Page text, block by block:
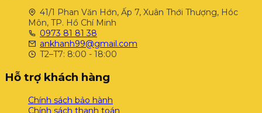
41/1 Phan Văn Hớn, Ấp 7, Xuân Thới Thượng, Hóc
Môn, TP. Hồ Chí Minh
0973 81 81 38
ankhanh99@gmail.com
T2–T7: 8:00 - 18:00
Hỗ trợ khách hàng
Chính sách bảo hành
Chính sách thanh toán